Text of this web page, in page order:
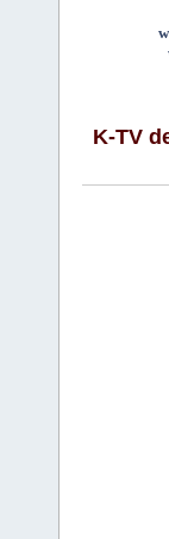
K-TV